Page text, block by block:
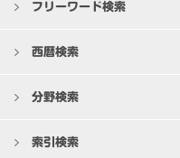
フリーワード検索
西暦検索
分野検索
索引検索